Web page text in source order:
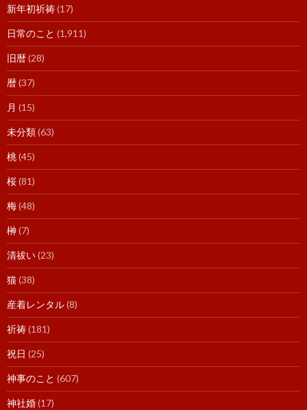
新年初祈祷(17)
日常のこと (1,911)
旧暦(28)
暦(37)
月 (15)
未分類(63)
桃(45)
桜(81)
梅(48)
榊(7)
清祓い(23)
猫(38)
産着レンタル(8)
祈祷(181)
祝日 (25)
神事のこと (607)
神社婚(17)